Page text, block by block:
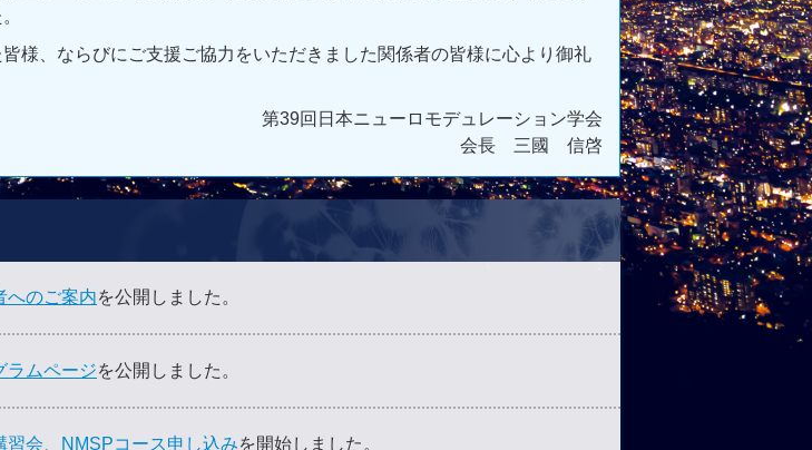
様、ならびにご支援ご協力をいただきました関係者の皆様に心より御礼
第39回日本ニューロモデュレーション学会
会長 三國 信啓
へのご案内を公開しました。
ラムページを公開しました。
習会、NMSPコース申し込みを開始しました。